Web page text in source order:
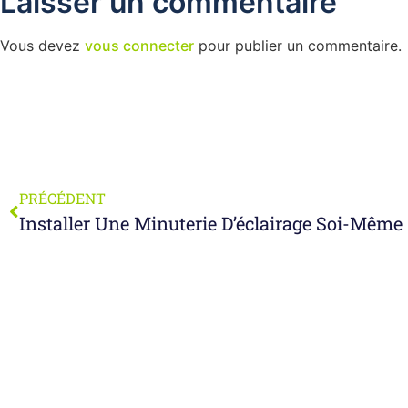
Vous devez vous connecter pour publier un commentaire.
PRÉCÉDENT
Installer Une Minuterie D’éclairage Soi-Même